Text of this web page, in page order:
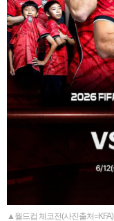
▲월드컵 체코전(사진출처=KFA)